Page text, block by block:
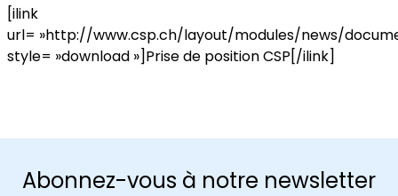
[ilink
url= »http://www.csp.ch/layout/modules/news/
style= »download »]Prise de position CSP[/ilink]
Abonnez-vous à notre newsletter